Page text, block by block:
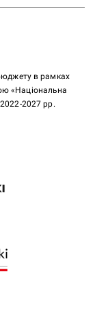
в рамках
«Національна
2027 рр.